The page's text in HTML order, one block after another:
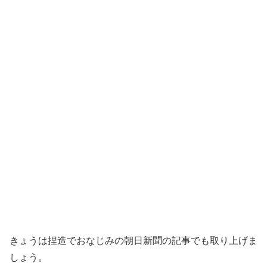
きょうは捏造でおなじみの朝日新聞の記事でも取り上げま
しょう。